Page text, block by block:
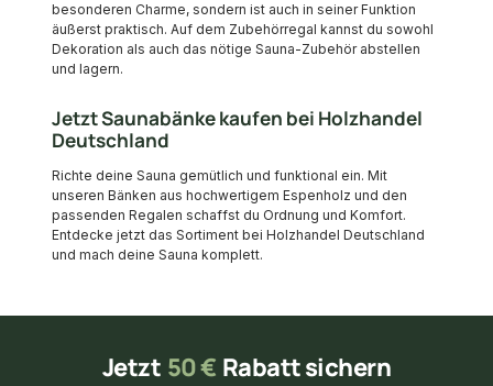
besonderen Charme, sondern ist auch in seiner Funktion
äußerst praktisch. Auf dem Zubehörregal kannst du sowohl
Dekoration als auch das nötige Sauna-Zubehör abstellen
und lagern.
Jetzt Saunabänke kaufen bei Holzhandel
Deutschland
Richte deine Sauna gemütlich und funktional ein. Mit
unseren Bänken aus hochwertigem Espenholz und den
passenden Regalen schaffst du Ordnung und Komfort.
Entdecke jetzt das Sortiment bei Holzhandel Deutschland
und mach deine Sauna komplett.
Jetzt 50 € Rabatt sichern